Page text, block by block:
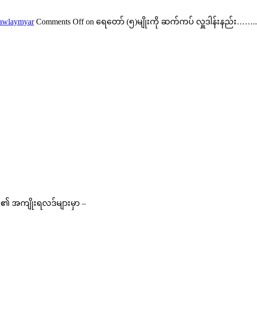
Comments Offon ရေတော် (၅)မျိုးကို ဆက်ကပ် လှူဒါန်းနည်း……..
အကျိုးရလဒ်များမှာ –